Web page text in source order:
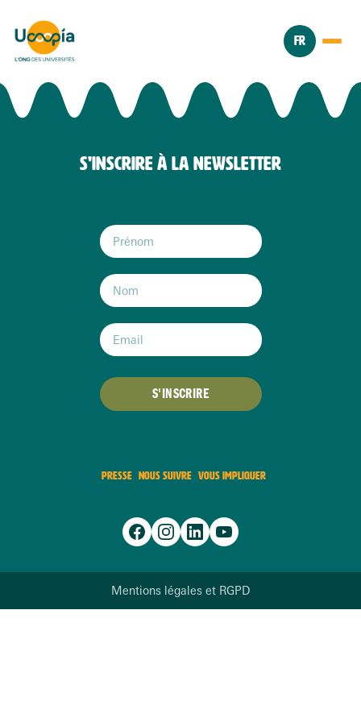
FR
S'INSCRIRE À LA NEWSLETTER
S'INSCRIRE
PRESSE NOUS SUIVRE VOUS IMPLIQUER
Mentions légales et RGPD